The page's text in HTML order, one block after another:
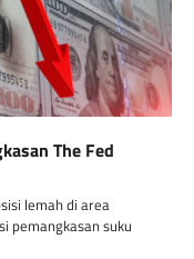
The Fed
lemah di area
pemangkasan suku